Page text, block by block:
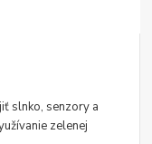
slnko, senzory a
zelenej